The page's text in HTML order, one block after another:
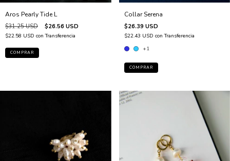
Aros Pearly Tide L
$31.25 USD $26.56 USD
$22.58 USD con Transferencia
Collar Serena
$26.39 USD
$22.43 USD con Transferencia
+1
COMPRAR